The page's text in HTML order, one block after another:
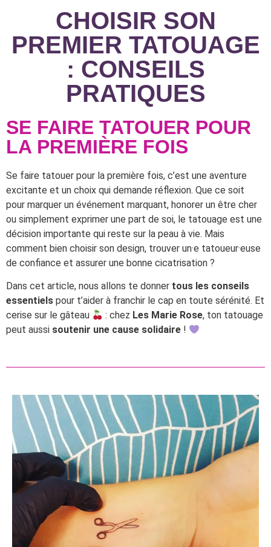
CHOISIR SON
PREMIER TATOUAGE
: CONSEILS
PRATIQUES
SE FAIRE TATOUER POUR
LA PREMIÈRE FOIS
Se faire tatouer pour la première fois, c’est une aventure
excitante et un choix qui demande réflexion. Que ce soit
pour marquer un événement marquant, honorer un être cher
ou simplement exprimer une part de soi, le tatouage est une
décision importante qui reste sur la peau à vie. Mais
comment bien choisir son design, trouver un·e tatoueur·euse
de confiance et assurer une bonne cicatrisation ?
Dans cet article, nous allons te donner tous les conseils
essentiels pour t’aider à franchir le cap en toute sérénité. Et
cerise sur le gâteau
: chez Les Marie Rose, ton tatouage
peut aussi soutenir une cause solidaire !